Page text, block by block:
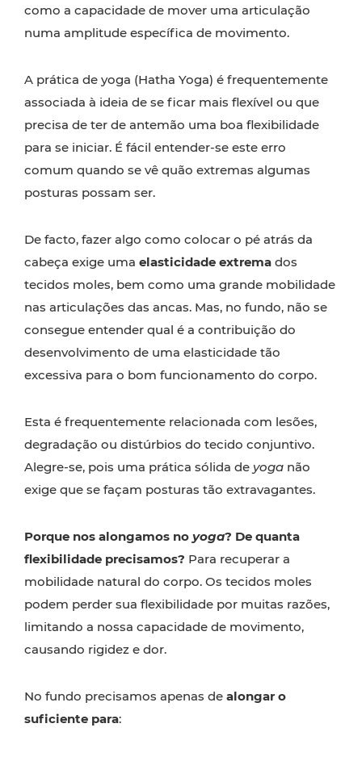
como a capacidade de mover uma articulação
numa amplitude específica de movimento.
A prática de yoga (Hatha Yoga) é frequentemente
associada à ideia de se ficar mais flexível ou que
precisa de ter de antemão uma boa flexibilidade
para se iniciar. É fácil entender-se este erro
comum quando se vê quão extremas algumas
posturas possam ser.
De facto, fazer algo como colocar o pé atrás da
cabeça exige uma elasticidade extrema dos
tecidos moles, bem como uma grande mobilidade
nas articulações das ancas. Mas, no fundo, não se
consegue entender qual é a contribuição do
desenvolvimento de uma elasticidade tão
excessiva para o bom funcionamento do corpo.
Esta é frequentemente relacionada com lesões,
degradação ou distúrbios do tecido conjuntivo.
Alegre-se, pois uma prática sólida de yoga não
exige que se façam posturas tão extravagantes.
Porque nos alongamos no yoga? De quanta
flexibilidade precisamos? Para recuperar a
mobilidade natural do corpo. Os tecidos moles
podem perder sua flexibilidade por muitas razões,
limitando a nossa capacidade de movimento,
causando rigidez e dor.
No fundo precisamos apenas de alongar o
suficiente para: